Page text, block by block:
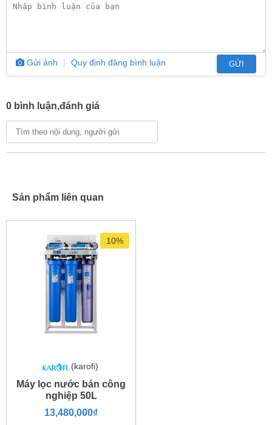
Gửi ảnh | Quy định đăng bình luận GỬI
0 bình luận,đánh giá
Sản phẩm liên quan
10%
(karofi)
Máy lọc nước bán công
nghiệp 50L
13,480,000₫